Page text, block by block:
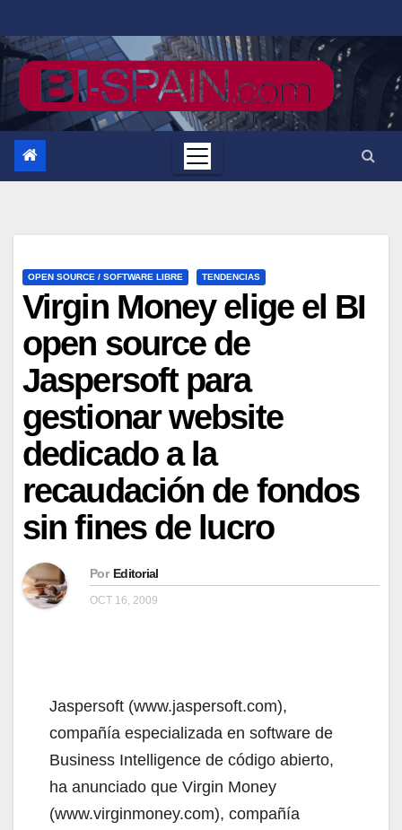
al
contenido
OPEN SOURCE / SOFTWARE LIBRE TENDENCIAS
Virgin Money elige el BI
open source de
Jaspersoft para
gestionar website
dedicado a la
recaudación de fondos
sin fines de lucro
Por Editorial
OCT 16, 2009
Jaspersoft (www.jaspersoft.com),
compañía especializada en software de
Business Intelligence de código abierto,
ha anunciado que Virgin Money
(www.virginmoney.com), compañía